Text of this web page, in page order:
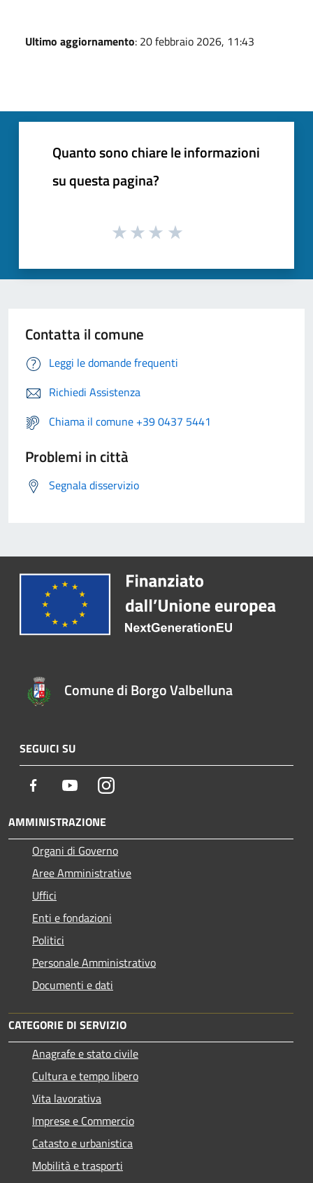
Ultimo aggiornamento: 20 febbraio 2026, 11:43
Quanto sono chiare le informazioni
su questa pagina?
Contatta il comune
Leggi le domande frequenti
Richiedi Assistenza
Chiama il comune +39 0437 5441
Problemi in città
Segnala disservizio
Comune di Borgo Valbelluna
SEGUICI SU
Facebook YoutubeInstagram
AMMINISTRAZIONE
Organi di Governo
Aree Amministrative
Uffici
Enti e fondazioni
Politici
Personale Amministrativo
Documenti e dati
CATEGORIE DI SERVIZIO
Anagrafe e stato civile
Cultura e tempo libero
Vita lavorativa
Imprese e Commercio
Catasto e urbanistica
Mobilità e trasporti